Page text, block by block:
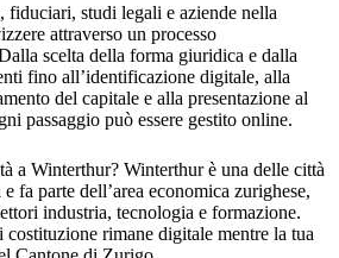
fiduciari, studi legali e aziende nella
attraverso un processo
scelta della forma giuridica e dalla
fino all’identificazione digitale, alla
del capitale e alla presentazione al
passaggio può essere gestito online.
a Winterthur? Winterthur è una delle città
fa parte dell’area economica zurighese,
industria, tecnologia e formazione.
rimane digitale mentre la tua